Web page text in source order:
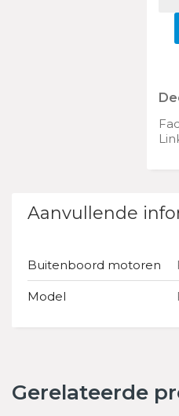
Aanvullende
Buitenboord motoren
Model
Gerelateerde